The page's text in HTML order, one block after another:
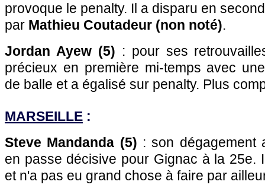
provoque le penalty. Il a disparu en
par Mathieu Coutadeur (non noté).
Jordan Ayew (5) : pour ses
précieux en première mi-temps avec
de balle et a égalisé sur penalty. Plus
MARSEILLE :
Steve Mandanda (5) : son dégagement
en passe décisive pour Gignac à la 25e.
et n'a pas eu grand chose à faire par